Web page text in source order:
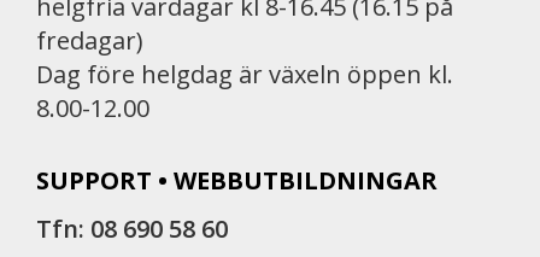
helgfria vardagar kl 8-16.45 (16.15 på
fredagar)
Dag före helgdag är växeln öppen kl.
8.00-12.00
SUPPORT • WEBBUTBILDNINGAR
Tfn: 08 690 58 60